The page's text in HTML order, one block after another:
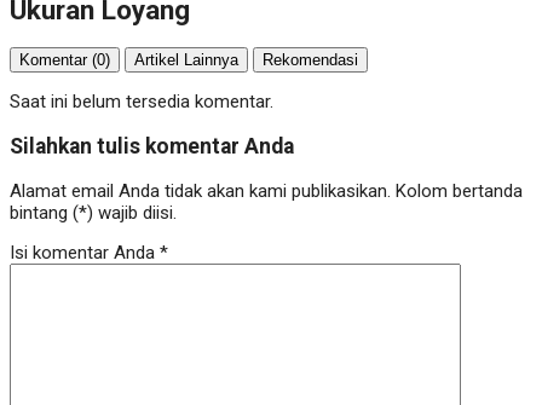
Ukuran Loyang
Komentar (0) Artikel Lainnya Rekomendasi
Saat ini belum tersedia komentar.
Silahkan tulis komentar Anda
Alamat email Anda tidak akan kami publikasikan. Kolom bertanda
bintang (*) wajib diisi.
Isi komentar Anda *